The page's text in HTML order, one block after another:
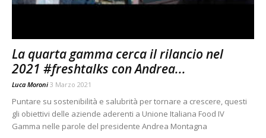
La quarta gamma cerca il rilancio nel
2021 #freshtalks con Andrea...
Luca Moroni 3 Marzo 2021
Puntare su sostenibilità e salubrità per tornare a crescere, questi
gli obiettivi delle aziende aderenti a Unione Italiana Food IV
Gamma nelle parole del presidente Andrea Montagna